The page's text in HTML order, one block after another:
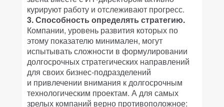
курируют работу и отслеживают прогресс.
3. Способность определять стратегию.
Компании, уровень развития которых по
этому показателю минимален, могут
испытывать сложности в формулировании
долгосрочных стратегических направлений
для своих бизнес-подразделений
и привлечении внимания к долгосрочным
технологическим проектам. А для самых
зрелых компаний верно противоположное: